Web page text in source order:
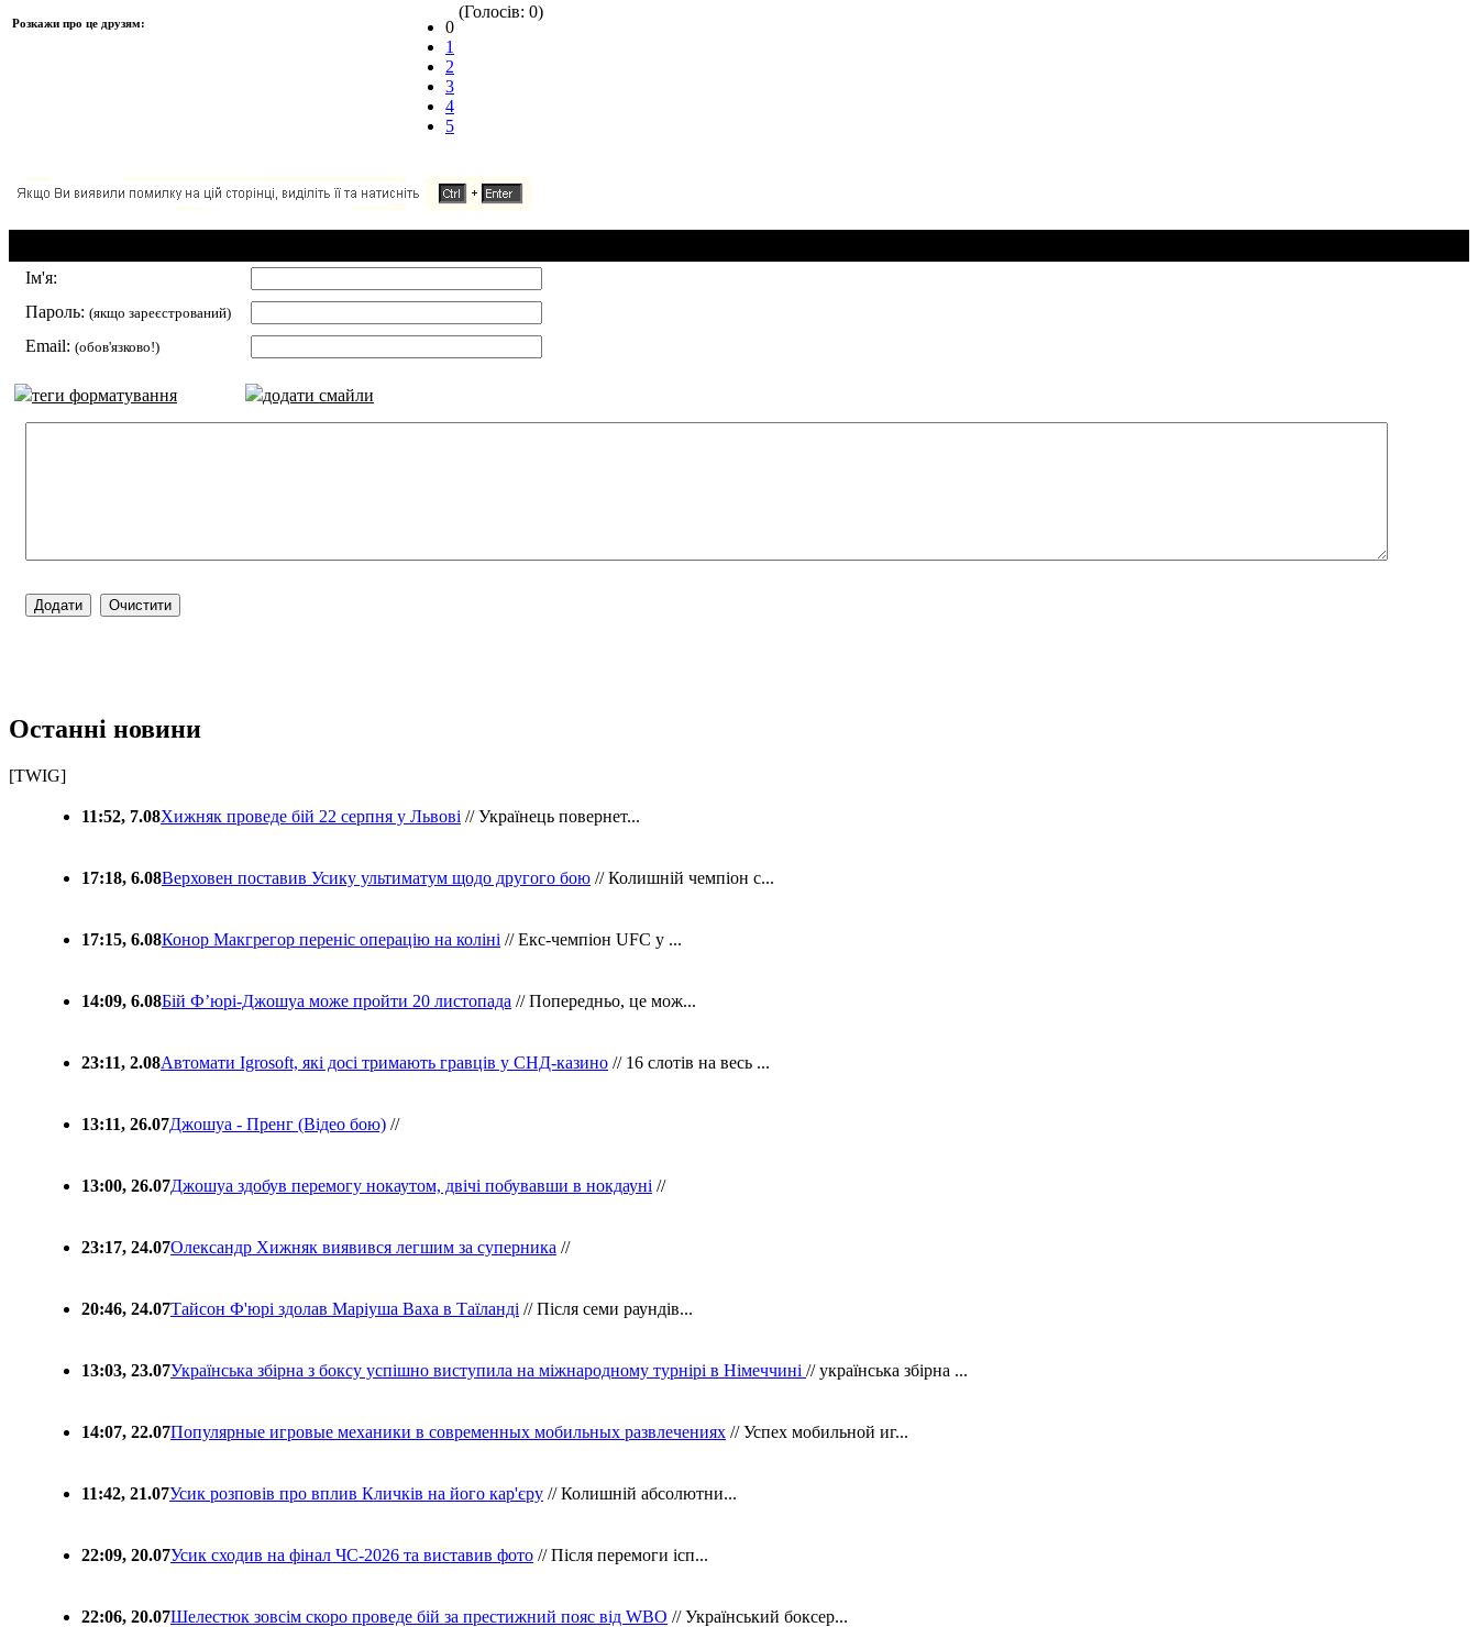
Розкажи про це друзям:
0
1
2
3
4
5
(Голосів: 0)
Ім'я:
Пароль: (якщо зареєстрований)
Email: (обов'язково!)
теги форматування додати смайли
Останні новини
[TWIG]
11:52, 7.08Хижняк проведе бій 22 серпня у Львові // Українець повернет...
17:18, 6.08Верховен поставив Усику ультиматум щодо другого бою // Колишній чемпіон с...
17:15, 6.08Конор Макгрегор переніс операцію на коліні // Екс-чемпіон UFC у ...
14:09, 6.08Бій Ф’юрі-Джошуа може пройти 20 листопада // Попередньо, це мож...
23:11, 2.08Автомати Igrosoft, які досі тримають гравців у СНД-казино // 16 слотів на весь ...
13:11, 26.07Джошуа - Пренг (Відео бою) //
13:00, 26.07Джошуа здобув перемогу нокаутом, двічі побувавши в нокдауні //
23:17, 24.07Олександр Хижняк виявився легшим за суперника //
20:46, 24.07Тайсон Ф'юрі здолав Маріуша Ваха в Таїланді // Після семи раундів...
13:03, 23.07Українська збірна з боксу успішно виступила на міжнародному турнірі в Німеччині // українська збірна ...
14:07, 22.07Популярные игровые механики в современных мобильных развлечениях // Успех мобильной иг...
11:42, 21.07Усик розповів про вплив Кличків на його кар'єру // Колишній абсолютни...
22:09, 20.07Усик сходив на фінал ЧС-2026 та виставив фото // Після перемоги ісп...
22:06, 20.07Шелестюк зовсім скоро проведе бій за престижний пояс від WBO // Український боксер...